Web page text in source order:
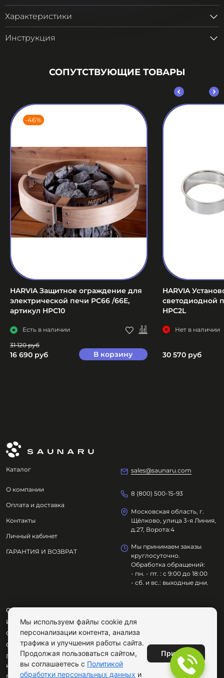
Характеристики
Инструкция
СОПУТСТВУЮЩИЕ ТОВАРЫ
-46%
HARVIA Защитное ограждение для
электрической печи PC66 /66E,
артикул HPC10
Есть в наличии
31 120 руб
16 690 руб В корзину
HARVIA
светодиодной
HPC2L
Нет в наличии
30 570 руб
Каталог
О компании
Оплата и доставка
Контакты
Личный кабинет
ГАРАНТИЯ И ВОЗВРАТ
sales@saunaru.com
8 (800) 500-15-93
Московская область, г.
Щёлково, улица 3-я Линия,
д.27, Ворота:4
Мы принимаем заказы
круглосуточно.
Обработка обращений:
- пн. - пт. : с 9:00 до 18:00
- сб. и вс.: выходные дни.
ООО "ОЗДОРОВИТЕЛЬНЫЕ ТЕХНОЛОГИИ"
ИНН7801695614
ОГРН1217800029072
Сайт не является публичной офертой.
Продолжая пользоваться сайтом, вы соглашаетесь с
использованием cookie.
Мы используем файлы cookie для
персонализации контента, анализа
трафика и улучшения работы сайта.
Продолжая пользоваться сайтом,
вы соглашаетесь с Политикой
обработки персональных данных и
Принять